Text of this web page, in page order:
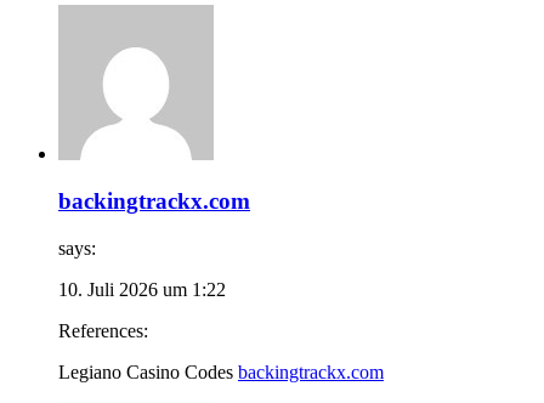
backingtrackx.com
says:
10. Juli 2026 um 1:22
References:
Legiano Casino Codes backingtrackx.com